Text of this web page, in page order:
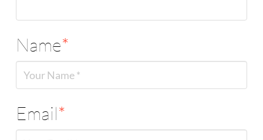
Name*
Email*